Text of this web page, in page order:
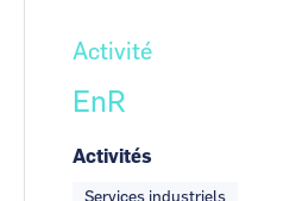
Activité
EnR
Activités
Services industriels